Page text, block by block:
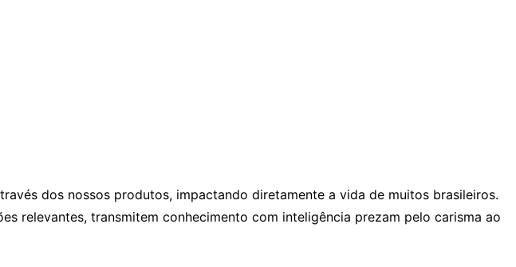
dos nossos produtos, impactando diretamente a vida de muitos brasileiros.
relevantes, transmitem conhecimento com inteligência prezam pelo carisma ao